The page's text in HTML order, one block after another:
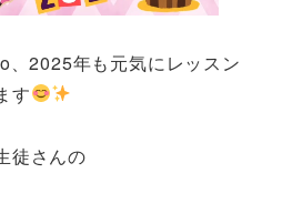
2025年も元気にレッスン
す
徒さんの